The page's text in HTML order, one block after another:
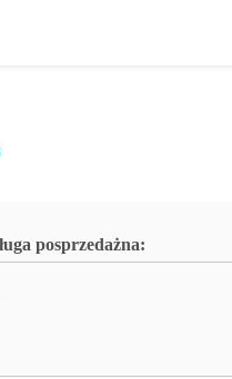
posprzedażna: